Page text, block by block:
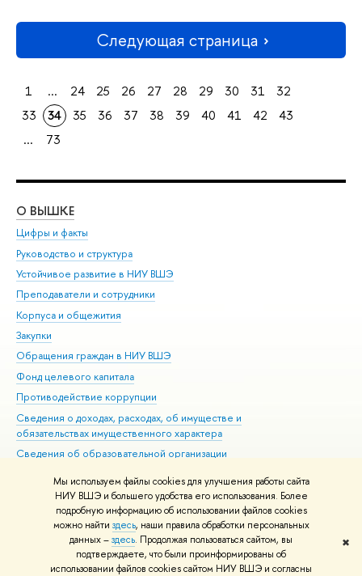
Мы используем файлы cookies для улучшения работы сайта
НИУ ВШЭ и большего удобства его использования. Более
подробную информацию об использовании файлов cookies
можно найти здесь, наши правила обработки персональных
данных –здесь. Продолжая пользоваться сайтом, вы
подтверждаете, что были проинформированы об
использовании файлов cookies сайтом НИУ ВШЭ и согласны
✖
Следующая страница
1 ... 24 25 26 27 28 29 30 31
32
33
34 35 36 37 38 39 40 41 42
43
...
73
О ВЫШКЕ
Цифры и факты
Руководство и структура
Устойчивое развитие в НИУ ВШЭ
Преподаватели и сотрудники
Корпуса и общежития
Закупки
Обращения граждан в НИУ ВШЭ
Фонд целевого капитала
Противодействие коррупции
Сведения о доходах, расходах, об имуществе и
обязательствах имущественного характера
Сведения об образовательной организации
Людям с ограниченными возможностями здоровья
Единая платежная страница
Работа в Вышке
© НИУ ВШЭ 1993–2026 Адреса и контакты Условия использования